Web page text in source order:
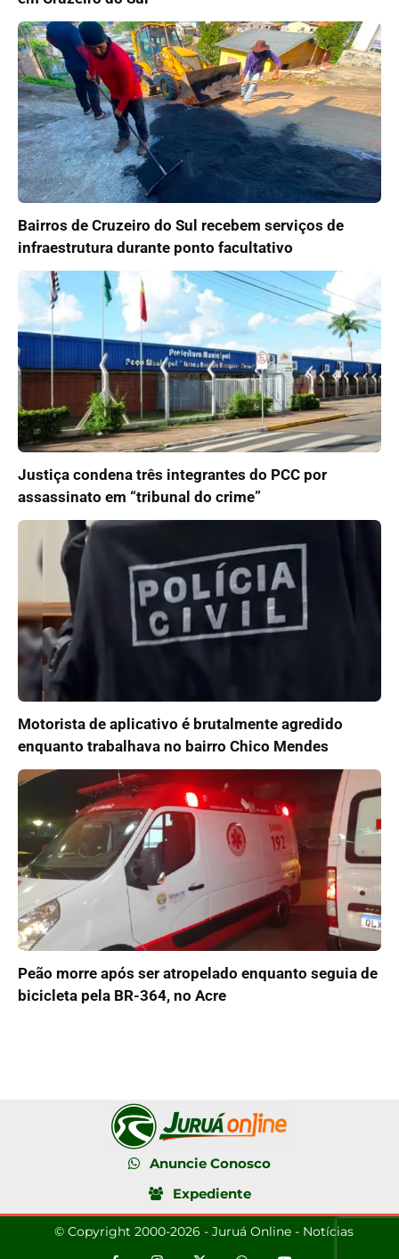
Bairros de Cruzeiro do Sul recebem serviços de
infraestrutura durante ponto facultativo
Justiça condena três integrantes do PCC por
assassinato em “tribunal do crime”
Motorista de aplicativo é brutalmente agredido
enquanto trabalhava no bairro Chico Mendes
Peão morre após ser atropelado enquanto seguia de
bicicleta pela BR-364, no Acre
Anuncie Conosco
Expediente
© Copyright 2000-2026 - Juruá Online - Notícias